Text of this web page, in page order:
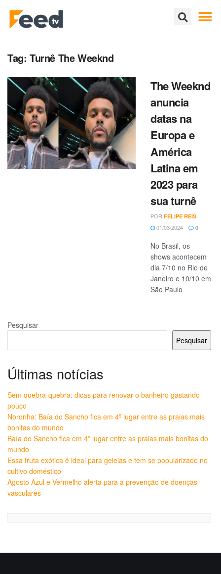
Tag: Turnê The Weeknd
The Weeknd
anuncia
datas na
Europa e
América
Latina em
2023 para
sua turnê
POR FELIPE REIS
01/03/2024 0
No Brasil, os
shows acontecem
dia 7/10 no Rio de
Janeiro e 10/10 em
São Paulo
Pesquisar
Pesquisar
Últimas notícias
Sem quebra-quebra: dicas para renovar o banheiro gastando
pouco
Noronha: Baía do Sancho fica em 4º lugar entre as praias mais
bonitas do mundo
Baía do Sancho fica em 4º lugar entre as praias mais bonitas do
mundo
Essa fruta exótica é ideal para geleias e tem se popularizado no
cultivo doméstico
Agosto Azul e Vermelho alerta para a prevenção de doenças
vasculares